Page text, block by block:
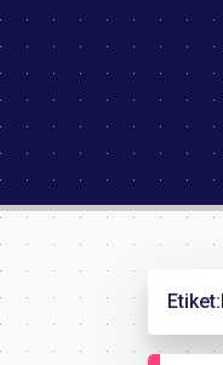
Etiket: